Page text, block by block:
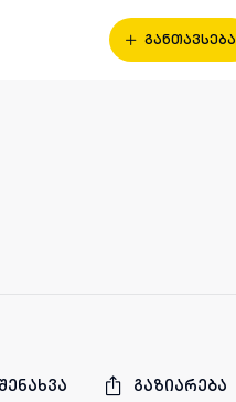
განთავსება
გაზიარება